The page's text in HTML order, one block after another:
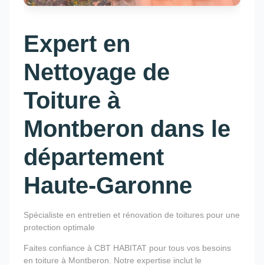
Expert en
Nettoyage de
Toiture à
Montberon dans le
département
Haute-Garonne
Spécialiste en entretien et rénovation de toitures pour une
protection optimale
Faites confiance à CBT HABITAT pour tous vos besoins
en toiture à Montberon. Notre expertise inclut le